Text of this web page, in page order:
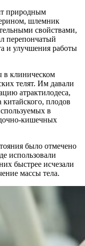
природным
шлемник
свойствами,
перепончатый
и улучшения работы
в клиническом
телят. Им давали
атрактилодеса,
плодов
в
кишечных
было отмечено
использовали
быстрее исчезали
массы тела.